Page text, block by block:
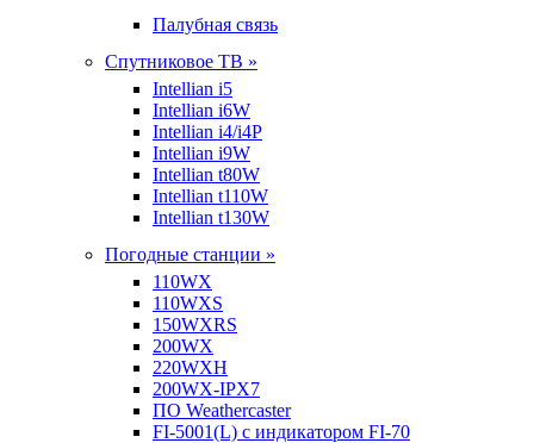
Палубная связь
Спутниковое ТВ »
Intellian i5
Intellian i6W
Intellian i4/i4P
Intellian i9W
Intellian t80W
Intellian t110W
Intellian t130W
Погодные станции »
110WX
110WXS
150WXRS
200WX
220WXH
200WX-IPX7
ПО Weathercaster
FI-5001(L) с индикатором FI-70